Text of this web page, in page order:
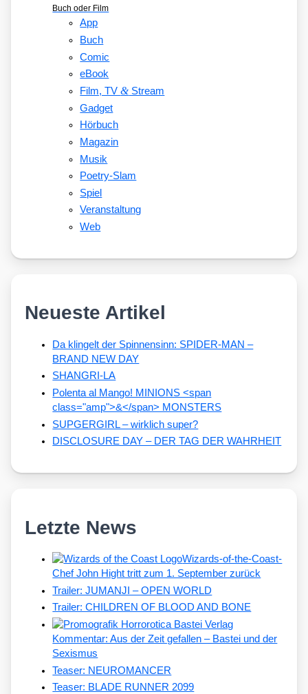
Buch oder Film
App
Buch
Comic
eBook
Film, TV&Stream
Gadget
Hörbuch
Magazin
Musik
Poetry-Slam
Spiel
Veranstaltung
Web
Neueste Artikel
Da klingelt der Spinnensinn: SPIDER-MAN –
BRAND NEW DAY
SHANGRI-LA
Polenta al Mango! MINIONS <span
class="amp">&</span> MONSTERS
SUPGERGIRL – wirklich super?
DISCLOSURE DAY – DER TAG DER WAHRHEIT
Letzte News
Wizards-of-the-Coast-
Chef John Hight tritt zum 1. September zurück
Trailer: JUMANJI – OPEN WORLD
Trailer: CHILDREN OF BLOOD AND BONE
Kommentar: Aus der Zeit gefallen – Bastei und der
Sexismus
Teaser: NEUROMANCER
Teaser: BLADE RUNNER 2099